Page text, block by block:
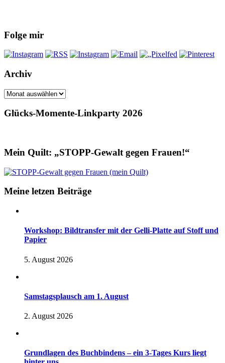
Folge mir
Archiv
Archiv
Glücks-Momente-Linkparty 2026
Mein Quilt: „STOPP-Gewalt gegen Frauen!“
Meine letzen Beiträge
Workshop: Bildtransfer mit der Gelli-Platte auf Stoff und
Papier
5. August 2026
Samstagsplausch am 1. August
2. August 2026
Grundlagen des Buchbindens – ein 3-Tages Kurs liegt